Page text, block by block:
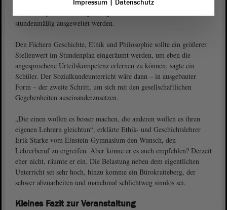
stundenmäßig ausgeweitet werden.
Den Fächern Geschichte, Ethik und Philosophie sollte ein größerer
Stellenwert im Stundenplan eingeräumt werden, um eben die
angesprochene Urteilskompetenz erlernen zu können, sagte ein
Schüler. Der Sozialkundeunterricht wäre dann – in ausgebauter
Form – der zweite Schritt, um sich mit den gesellschaftlichen
Gegebenheiten auseinanderzusetzen.
„Die einen wollen es besser machen, die anderen wollen es ihren
eigenen Lehrern gleichtun“, erklärte Ethik- und Geschichtslehrer
Erik Starke vom Einstein-Gymnasium den Wunsch, den
Lehrerberuf zu ergreifen. Aber könne er es auch empfehlen? Derzeit
eher nicht, räumte er ein. Die Belastung neben dem eigentlichen
Unterricht sei sehr hoch, hinzu komme ein Bürokratieberg, der
schwer abzuarbeiten und manchmal schlichtweg sinnlos sei.
Kleines Fazit zur Veranstaltung
Impressum| Datenschutz